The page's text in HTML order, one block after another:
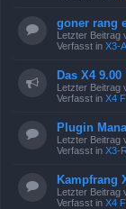
goner rang
Letzter Beitrag
Verfasst in X3-
Das X4
Letzter Beitrag
Verfasst in X4
Plugin
Letzter Beitrag
Verfasst in X3-
Kampfrang
Letzter Beitrag
Verfasst in X4